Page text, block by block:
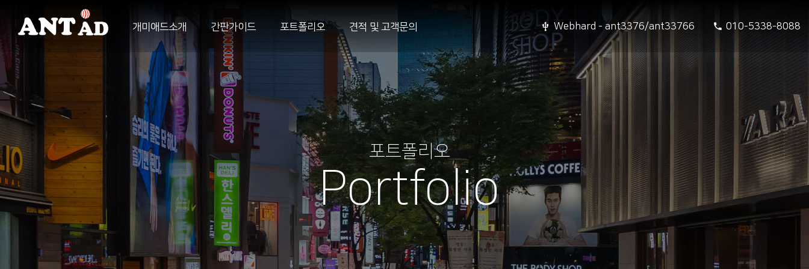
개미애드소개 간판가이드 포트폴리오 견적 및 고객문의 010-5338-8088
Webhard - ant3376/ant33766
포트폴리오
Portfolio